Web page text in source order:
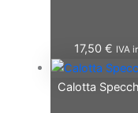
17,50€ IVA
Calotta